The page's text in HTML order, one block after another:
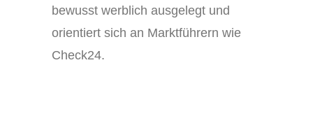
bewusst werblich ausgelegt und
orientiert sich an Marktführern wie
Check24.